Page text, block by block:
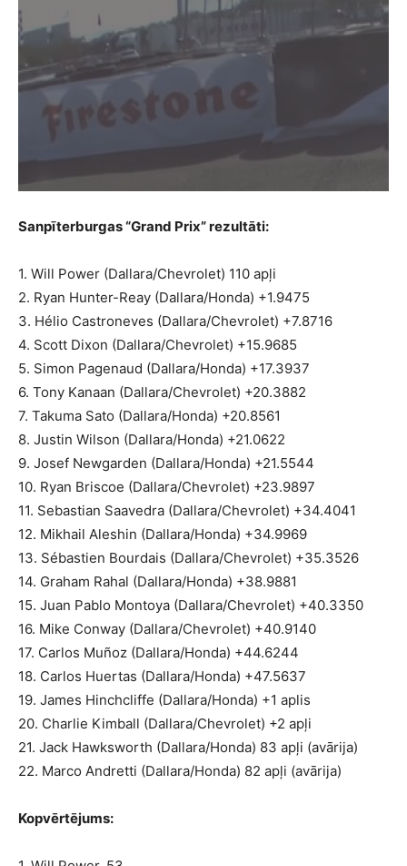
Sanpīterburgas “Grand Prix” rezultāti:
1. Will Power (Dallara/Chevrolet) 110 apļi
2. Ryan Hunter-Reay (Dallara/Honda) +1.9475
3. Hélio Castroneves (Dallara/Chevrolet) +7.8716
4. Scott Dixon (Dallara/Chevrolet) +15.9685
5. Simon Pagenaud (Dallara/Honda) +17.3937
6. Tony Kanaan (Dallara/Chevrolet) +20.3882
7. Takuma Sato (Dallara/Honda) +20.8561
8. Justin Wilson (Dallara/Honda) +21.0622
9. Josef Newgarden (Dallara/Honda) +21.5544
10. Ryan Briscoe (Dallara/Chevrolet) +23.9897
11. Sebastian Saavedra (Dallara/Chevrolet) +34.4041
12. Mikhail Aleshin (Dallara/Honda) +34.9969
13. Sébastien Bourdais (Dallara/Chevrolet) +35.3526
14. Graham Rahal (Dallara/Honda) +38.9881
15. Juan Pablo Montoya (Dallara/Chevrolet) +40.3350
16. Mike Conway (Dallara/Chevrolet) +40.9140
17. Carlos Muñoz (Dallara/Honda) +44.6244
18. Carlos Huertas (Dallara/Honda) +47.5637
19. James Hinchcliffe (Dallara/Honda) +1 aplis
20. Charlie Kimball (Dallara/Chevrolet) +2 apļi
21. Jack Hawksworth (Dallara/Honda) 83 apļi (avārija)
22. Marco Andretti (Dallara/Honda) 82 apļi (avārija)
Kopvērtējums: